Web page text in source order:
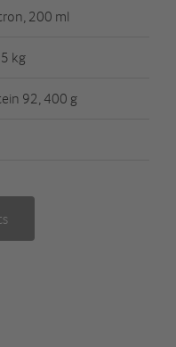
200 ml
kg
92, 400 g